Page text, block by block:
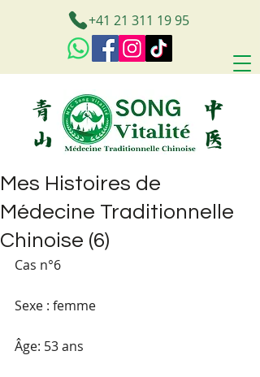
+41 21 311 19 95
Mes Histoires de
Médecine Traditionnelle
Chinoise (6)
Cas n°6
Sexe : femme
Âge: 53 ans